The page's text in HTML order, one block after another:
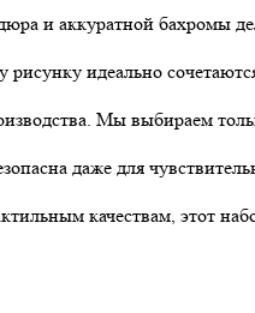
и аккуратной бахромы
рисунку идеально
Мы выбираем
даже для
качествам, этот